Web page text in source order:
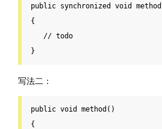
public synchronized void method
{
}
写法二：
public void method ()
{